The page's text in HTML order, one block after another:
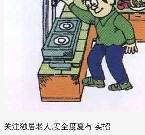
关注独居老人,安全度夏有 实招